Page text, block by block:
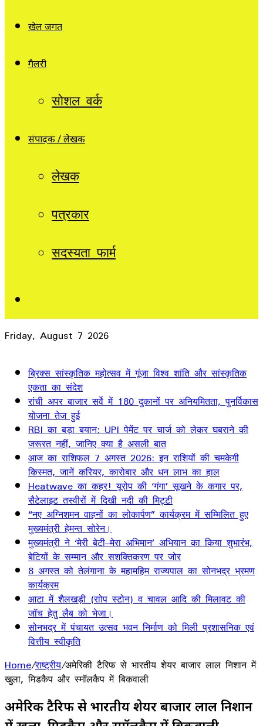
खेल जगत
गैलरी
सोशल वर्क
संपादक / लेखक
लेखक
पत्रकार
सदस्यता फार्म
Friday, August 7 2026
ब्रिक्स सांस्कृतिक महोत्सव में गूंजा विश्व शांति और सांस्कृतिक
एकता का संदेश
रांची अपर बाजार सर्वे में 180 दुकानों पर अनियमितता, पुनर्विकास
योजना तेज हुई
RBI का बड़ा बयान: UPI पेमेंट पर चार्ज को लेकर घबराने की
जरूरत नहीं, जानिए क्या है असली बात
आज का राशिफल 7 अगस्त 2026: इन राशियों की चमकेगी
किस्मत, जानें करियर, कारोबार और धन लाभ का हाल
Heatwave का कहर! यूरोप की ‘गंगा’ सूखने के कगार पर,
सैटेलाइट तस्वीरों में दिखी नदी की मिट्टी
“नए अग्निशमन वाहनों का लोकार्पण” कार्यक्रम में सम्मिलित हुए
मुख्यमंत्री हेमन्त सोरेन।
मुख्यमंत्री ने ‘मेरी बेटी–मेरा अभिमान’ अभियान का किया शुभारंभ,
बेटियों के सम्मान और सशक्तिकरण पर जोर
8 अगस्त को तेलंगाना के महामहिम राज्यपाल का सोनभद्र भ्रमण
कार्यक्रम
आटा में शैलखड़ी (राोप स्टोन) व चावल आदि की मिलावट की
जॉच हेतु लैब को भेजा।
सोनभद्र में पंचायत उत्सव भवन निर्माण को मिली प्रशासनिक एवं
वित्तीय स्वीकृति
Home/राष्ट्रीय/अमेरिकी टैरिफ से भारतीय शेयर बाजार लाल निशान में
खुला, मिडकैप और स्मॉलकैप में बिकवाली
अमेरिकी टैरिफ से भारतीय शेयर बाजार लाल निशान